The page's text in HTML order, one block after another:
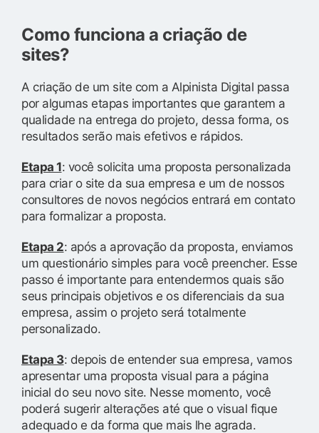
Como funciona a criação de
sites?
A criação de um site com a Alpinista Digital passa
por algumas etapas importantes que garantem a
qualidade na entrega do projeto, dessa forma, os
resultados serão mais efetivos e rápidos.
Etapa 1: você solicita uma proposta personalizada
para criar o site da sua empresa e um de nossos
consultores de novos negócios entrará em contato
para formalizar a proposta.
Etapa 2: após a aprovação da proposta, enviamos
um questionário simples para você preencher. Esse
passo é importante para entendermos quais são
seus principais objetivos e os diferenciais da sua
empresa, assim o projeto será totalmente
personalizado.
Etapa 3: depois de entender sua empresa, vamos
apresentar uma proposta visual para a página
inicial do seu novo site. Nesse momento, você
poderá sugerir alterações até que o visual fique
adequado e da forma que mais lhe agrada.